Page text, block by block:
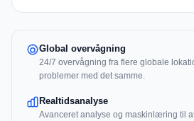
Global overvågning
24/7 overvågning fra flere globale
problemer med det samme.
Realtidsanalyse
Avanceret analyse og maskinlæring til